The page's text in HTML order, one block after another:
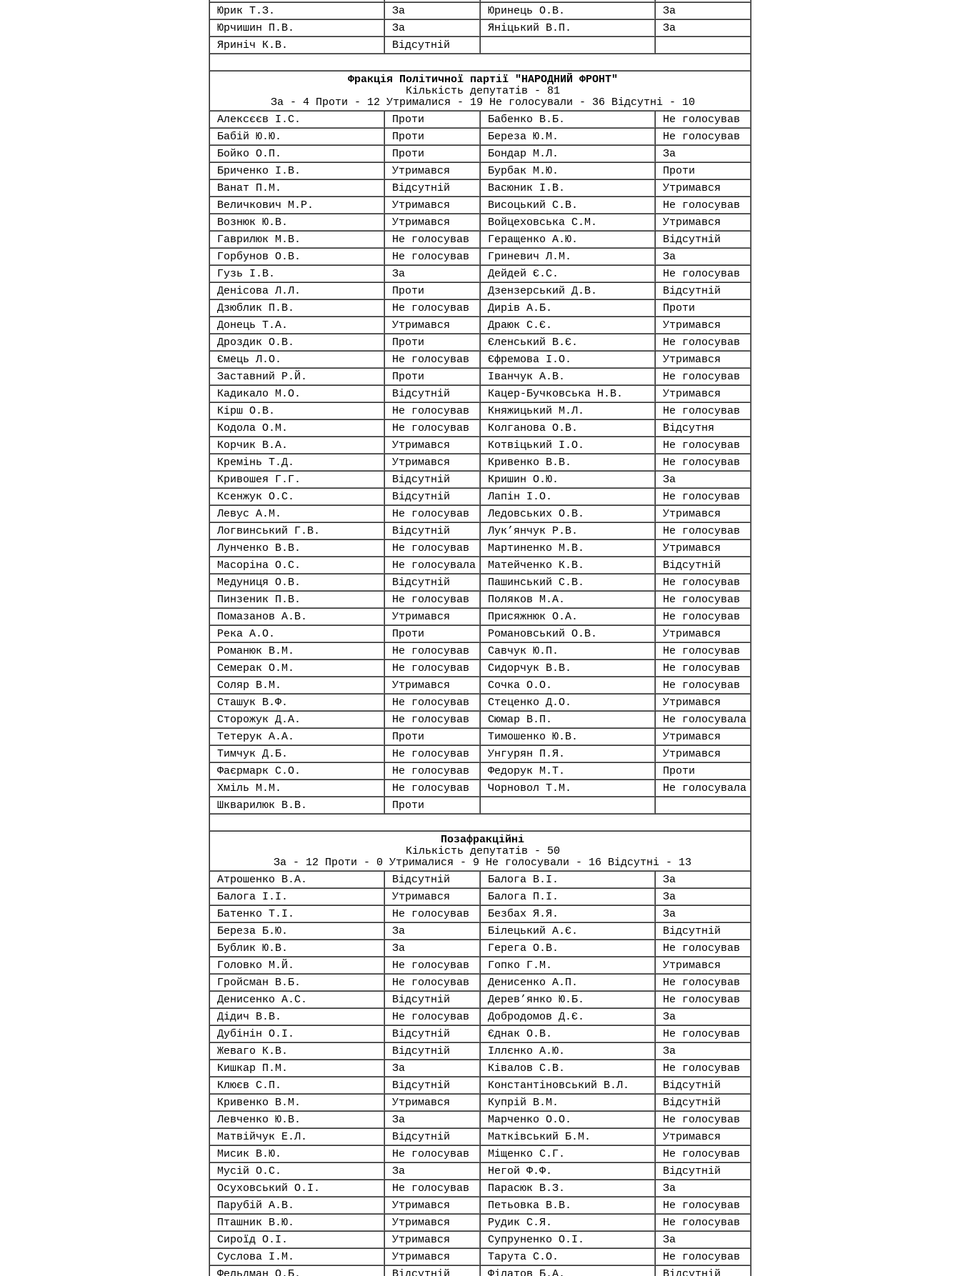
Юрик Т.З.
За Юринець О.В.
За
Юрчишин П.В.
За Яніцький В.П.
За
Яриніч К.В.
Відсутній
Фракція Політичної партії "НАРОДНИЙ ФРОНТ"
Кількість депутатів - 81
За - 4 Проти - 12 Утрималися - 19 Не голосували - 36 Відсутні - 10
Алексєєв І.С.
Проти Бабенко В.Б.
Не голосував
Бабій Ю.Ю.
Проти Береза Ю.М.
Не голосував
Бойко О.П.
Проти Бондар М.Л.
За
Бриченко І.В.
Утримався Бурбак М.Ю.
Проти
Ванат П.М.
Відсутній Васюник І.В.
Утримався
Величкович М.Р.
Утримався Висоцький С.В.
Не голосував
Вознюк Ю.В.
Утримався Войцеховська С.М.
Утримався
Гаврилюк М.В.
Не голосував Геращенко А.Ю.
Відсутній
Горбунов О.В.
Не голосував Гриневич Л.М.
За
Гузь І.В.
За Дейдей Є.С.
Не голосував
Денісова Л.Л.
Проти Дзензерський Д.В.
Відсутній
Дзюблик П.В.
Не голосував Дирів А.Б.
Проти
Донець Т.А.
Утримався Драюк С.Є.
Утримався
Дроздик О.В.
Проти Єленський В.Є.
Не голосував
Ємець Л.О.
Не голосував Єфремова І.О.
Утримався
Заставний Р.Й.
Проти Іванчук А.В.
Не голосував
Кадикало М.О.
Відсутній Кацер-Бучковська Н.В.
Утримався
Кірш О.В.
Не голосував Княжицький М.Л.
Не голосував
Кодола О.М.
Не голосував Колганова О.В.
Відсутня
Корчик В.А.
Утримався Котвіцький І.О.
Не голосував
Кремінь Т.Д.
Утримався Кривенко В.В.
Не голосував
Кривошея Г.Г.
Відсутній Кришин О.Ю.
За
Ксенжук О.С.
Відсутній Лапін І.О.
Не голосував
Левус А.М.
Не голосував Ледовських О.В.
Утримався
Логвинський Г.В.
Відсутній Лук’янчук Р.В.
Не голосував
Лунченко В.В.
Не голосував Мартиненко М.В.
Утримався
Масоріна О.С.
Не голосувала Матейченко К.В.
Відсутній
Медуниця О.В.
Відсутній Пашинський С.В.
Не голосував
Пинзеник П.В.
Не голосував Поляков М.А.
Не голосував
Помазанов А.В.
Утримався Присяжнюк О.А.
Не голосував
Река А.О.
Проти Романовський О.В.
Утримався
Романюк В.М.
Не голосував Савчук Ю.П.
Не голосував
Семерак О.М.
Не голосував Сидорчук В.В.
Не голосував
Соляр В.М.
Утримався Сочка О.О.
Не голосував
Сташук В.Ф.
Не голосував Стеценко Д.О.
Утримався
Сторожук Д.А.
Не голосував Сюмар В.П.
Не голосувала
Тетерук А.А.
Проти Тимошенко Ю.В.
Утримався
Тимчук Д.Б.
Не голосував Унгурян П.Я.
Утримався
Фаєрмарк С.О.
Не голосував Федорук М.Т.
Проти
Хміль М.М.
Не голосував Чорновол Т.М.
Не голосувала
Шкварилюк В.В.
Проти
Позафракційні
Кількість депутатів - 50
За - 12 Проти - 0 Утрималися - 9 Не голосували - 16 Відсутні - 13
Атрошенко В.А.
Відсутній Балога В.І.
За
Балога І.І.
Утримався Балога П.І.
За
Батенко Т.І.
Не голосував Безбах Я.Я.
За
Береза Б.Ю.
За Білецький А.Є.
Відсутній
Бублик Ю.В.
За Герега О.В.
Не голосував
Головко М.Й.
Не голосував Гопко Г.М.
Утримався
Гройсман В.Б.
Не голосував Денисенко А.П.
Не голосував
Денисенко А.С.
Відсутній Дерев’янко Ю.Б.
Не голосував
Дідич В.В.
Не голосував Добродомов Д.Є.
За
Дубінін О.І.
Відсутній Єднак О.В.
Не голосував
Жеваго К.В.
Відсутній Іллєнко А.Ю.
За
Кишкар П.М.
За Ківалов С.В.
Не голосував
Клюєв С.П.
Відсутній Константіновський В.Л.
Відсутній
Кривенко В.М.
Утримався Купрій В.М.
Відсутній
Левченко Ю.В.
За Марченко О.О.
Не голосував
Матвійчук Е.Л.
Відсутній Матківський Б.М.
Утримався
Мисик В.Ю.
Не голосував Міщенко С.Г.
Не голосував
Мусій О.С.
За Негой Ф.Ф.
Відсутній
Осуховський О.І.
Не голосував Парасюк В.З.
За
Парубій А.В.
Утримався Петьовка В.В.
Не голосував
Пташник В.Ю.
Утримався Рудик С.Я.
Не голосував
Сироїд О.І.
Утримався Супруненко О.І.
За
Суслова І.М.
Утримався Тарута С.О.
Не голосував